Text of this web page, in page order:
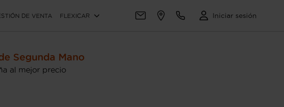
DE VENTA FLEXICAR Iniciar sesión
Segunda Mano
al mejor precio